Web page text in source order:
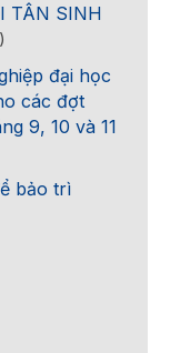
TÂN SINH
đại học
các đợt
9, 10 và 11
bảo trì